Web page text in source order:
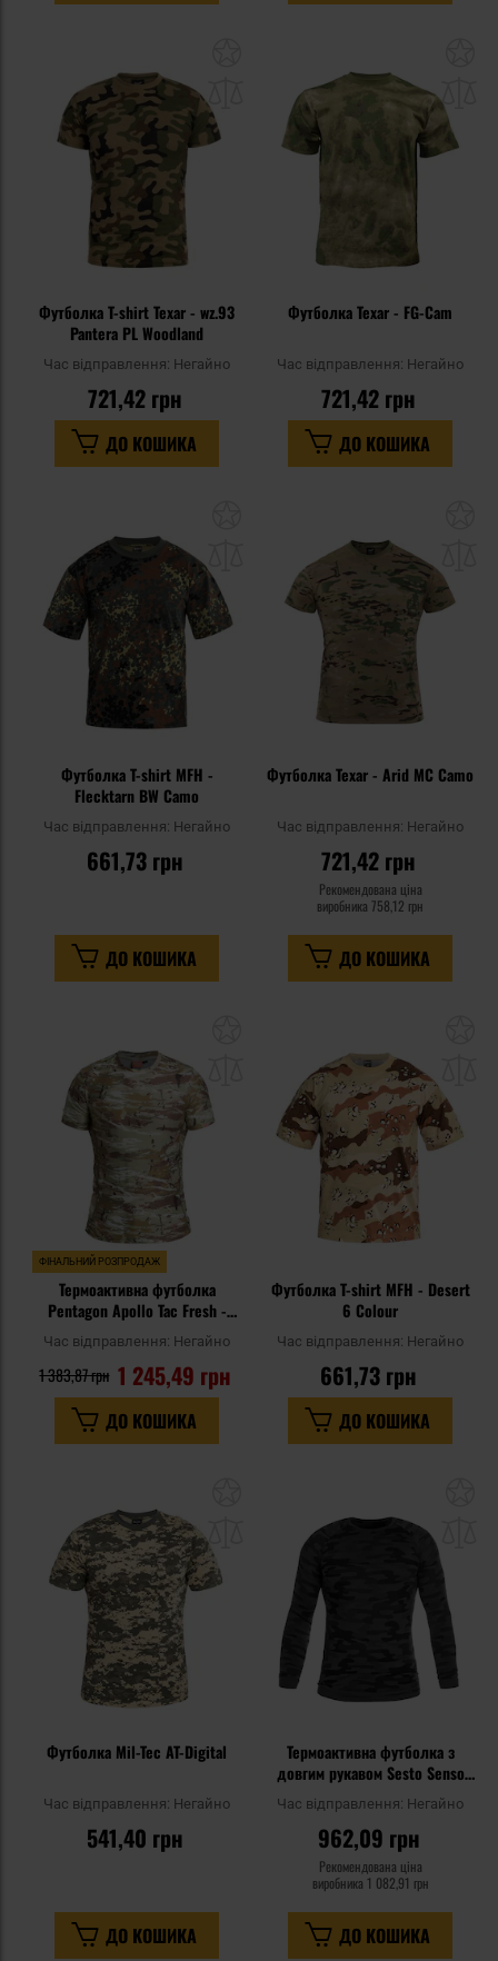
списку
уподобань
Футболка T-shirt Texar - wz.93
Pantera PL Woodland
Час відправлення: Негайно
721,42 грн
ДО КОШИКА
Футболка Texar - FG-Cam
Час відправлення: Негайно
721,42 грн
ДО КОШИКА
уподобань
Футболка T-shirt MFH -
Flecktarn BW Camo
Час відправлення: Негайно
661,73 грн
ДО КОШИКА
Футболка Texar - Arid MC Camo
Час відправлення: Негайно
721,42 грн
Рекомендована ціна
виробника 758,12 грн
ДО КОШИКА
списку
уподобань
ФІНАЛЬНИЙ РОЗПРОДАЖ
Термоактивна футболка
Pentagon Apollo Tac Fresh -
Час відправлення: Негайно
1 245,49 грн
1 383,87 грн
ДО КОШИКА
Футболка T-shirt MFH - Desert
6 Colour
Час відправлення: Негайно
661,73 грн
ДО КОШИКА
списку
уподобань
Футболка Mil-Tec AT-Digital
Час відправлення: Негайно
541,40 грн
ДО КОШИКА
Термоактивна футболка з
довгим рукавом Sesto Senso
Thermo Active - Dark Camo
Час відправлення: Негайно
962,09 грн
Рекомендована ціна
виробника 1 082,91 грн
ДО КОШИКА